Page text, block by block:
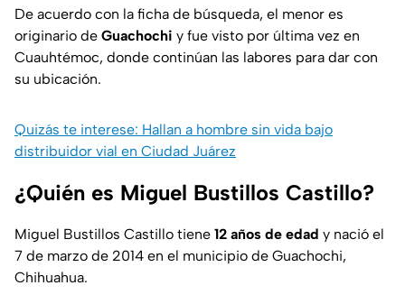
De acuerdo con la ficha de búsqueda, el menor es
originario de Guachochi y fue visto por última vez en
Cuauhtémoc, donde continúan las labores para dar con
su ubicación.
Quizás te interese: Hallan a hombre sin vida bajo
distribuidor vial en Ciudad Juárez
¿Quién es Miguel Bustillos Castillo?
Miguel Bustillos Castillo tiene 12 años de edad y nació el
7 de marzo de 2014 en el municipio de Guachochi,
Chihuahua.